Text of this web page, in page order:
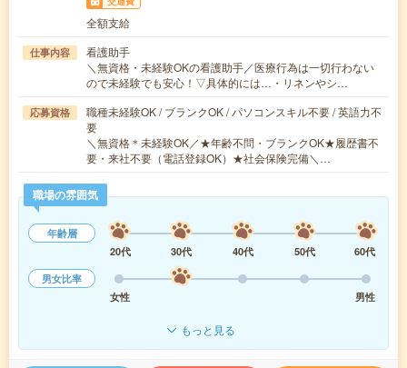
全額支給
仕事内容
看護助手
＼無資格・未経験OKの看護助手／医療行為は一切行わない
ので未経験でも安心！▽具体的には…・リネンやシ…
応募資格
職種未経験OK / ブランクOK / パソコンスキル不要 / 英語力不
要
＼無資格＊未経験OK／★年齢不問・ブランクOK★履歴書不
要・来社不要（電話登録OK）★社会保険完備＼…
職場の雰囲気
年齢層
20代
30代 40代 50代
60代
男女比率
女性
男性
もっと見る